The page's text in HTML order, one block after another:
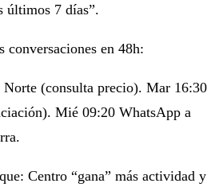
últimos 7 días”.
conversaciones en 48h:
(consulta precio). Mar 16:30
Mié 09:20 WhatsApp a
Centro “gana” más actividad y